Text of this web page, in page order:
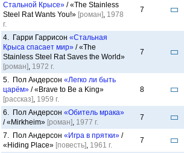
Стальной Крысе» / «The Stainless
Steel Rat Wants You!» [роман], 1978
г.
7
4. Гарри Гаррисон «Стальная
Крыса спасает мир» / «The
Stainless Steel Rat Saves the World»
[роман], 1972 г.
7
5. Пол Андерсон «Легко ли быть
царём» / «Brave to Be a King»
[рассказ], 1959 г.
8
6. Пол Андерсон «Обитель мрака»
/ «Mirkheim» [роман], 1977 г.
7
7. Пол Андерсон «Игра в прятки» /
«Hiding Place» [повесть], 1961 г.
7